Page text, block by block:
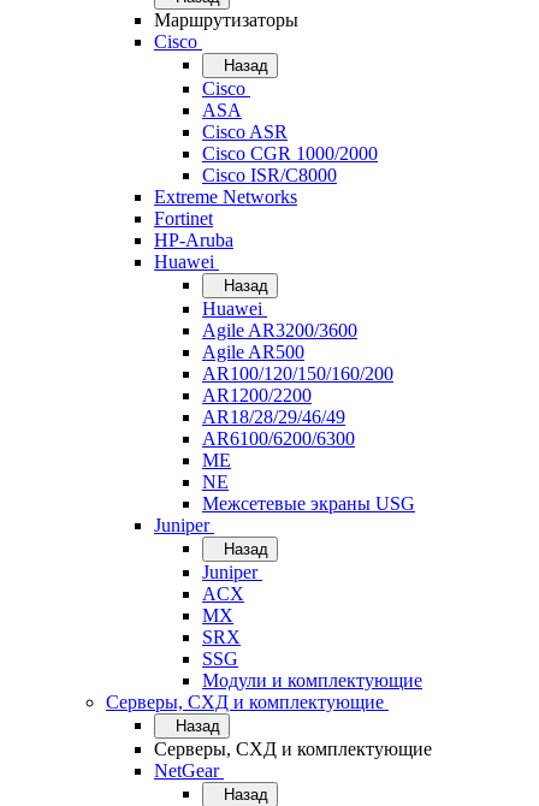
Маршрутизаторы
Cisco
Назад
Cisco
ASA
Cisco ASR
Cisco CGR 1000/2000
Cisco ISR/С8000
Extreme Networks
Fortinet
HP-Aruba
Huawei
Назад
Huawei
Agile AR3200/3600
Agile AR500
AR100/120/150/160/200
AR1200/2200
AR18/28/29/46/49
AR6100/6200/6300
ME
NE
Межсетевые экраны USG
Juniper
Назад
Juniper
ACX
MX
SRX
SSG
Модули и комплектующие
Серверы, СХД и комплектующие
Назад
Серверы, СХД и комплектующие
NetGear
Назад